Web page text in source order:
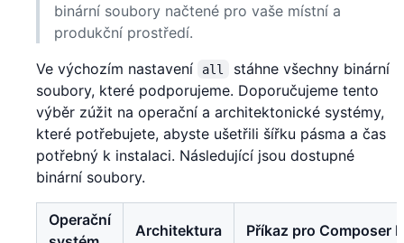
binární soubory načtené pro vaše místní a
produkční prostředí.
Ve výchozím nastavení
all
stáhne všechny binární
soubory, které podporujeme. Doporučujeme tento
výběr zúžit na operační a architektonické systémy,
které potřebujete, abyste ušetřili šířku pásma a čas
potřebný k instalaci. Následující jsou dostupné
binární soubory.
Operační
Architektura Příkaz pro Composer